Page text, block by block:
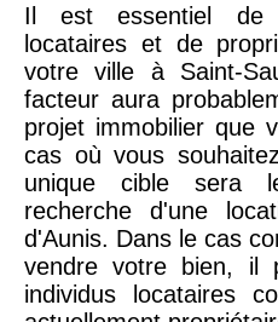
Il est essentiel de
locataires et de
votre ville à Saint-
facteur aura
projet immobilier que
cas où vous
unique cible sera
recherche d'une
d'Aunis. Dans le cas
vendre votre bien, il
individus locataires